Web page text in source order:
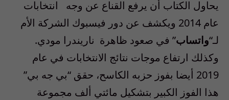
يحاول الكتاب أن يرفع القناع عن وجه
انتخابات
عام
ويكشف عن دور فيسبوك الشركة الأم
لـ“واتساب” في صعود ظاهرة ناريندرا مودي.
وكذلك ارتفاع موجات نتائج الانتخابات في عام
2019 أيضا بفوز حزبه الكاسح، حقق “بي جه بي”
هذا الفوز الكبير بتشكيل مائتي ألف مجموعة